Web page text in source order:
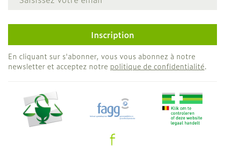
Inscription
En cliquant sur s'abonner, vous vous abonnez à notre
newsletter et acceptez notre politique de confidentialité.